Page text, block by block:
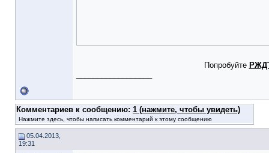
Попробуйте
Комментариев к сообщению: 1 (нажмите, чтобы увидеть)
Нажмите здесь, чтобы написать комментарий к этому сообщению
05.04.2013,
19:31